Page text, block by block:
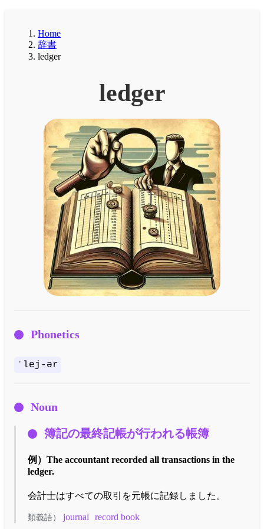
Home
辞書
ledger
ledger
Phonetics
ˈlej-ər
Noun
簿記の最終記帳が行われる帳簿
例） The accountant recorded all transactions in the
ledger.
会計士はすべての取引を元帳に記録しました。
類義語） journal record book